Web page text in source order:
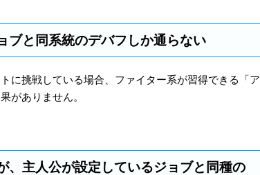
と同系統のデバフしか通らない
に挑戦している場合、ファイター系が習得できる「ア
がありません。
主人公が設定しているジョブと同種の